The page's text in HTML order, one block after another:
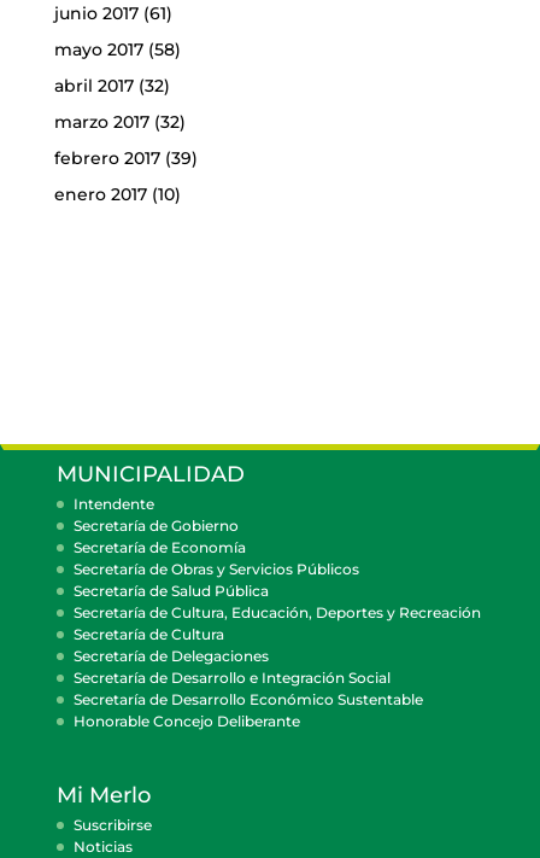
junio 2017(61)
mayo 2017(58)
abril 2017(32)
marzo 2017(32)
febrero 2017(39)
enero 2017(10)
MUNICIPALIDAD
Intendente
Secretaría de Gobierno
Secretaría de Economía
Secretaría de Obras y Servicios Públicos
Secretaría de Salud Pública
Secretaría de Cultura, Educación, Deportes y Recreación
Secretaría de Cultura
Secretaría de Delegaciones
Secretaría de Desarrollo e Integración Social
Secretaría de Desarrollo Económico Sustentable
Honorable Concejo Deliberante
Mi Merlo
Suscribirse
Noticias